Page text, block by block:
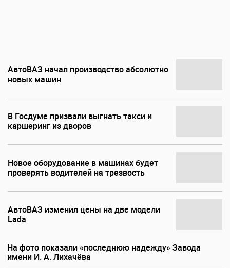
АвтоВАЗ начал производство абсолютно
новых машин
В Госдуме призвали выгнать такси и
каршеринг из дворов
Новое оборудование в машинах будет
проверять водителей на трезвость
АвтоВАЗ изменил цены на две модели
Lada
На фото показали «последнюю надежду» Завода
имени И. А. Лихачёва